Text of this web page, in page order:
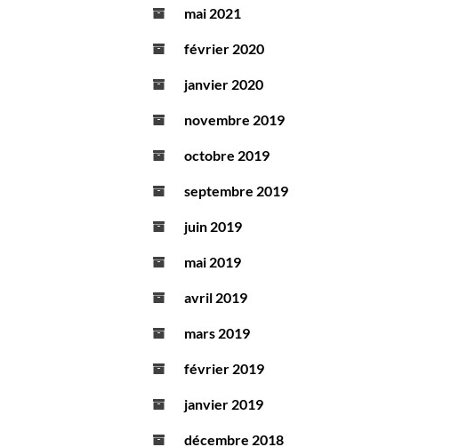
mai 2021
février 2020
janvier 2020
novembre 2019
octobre 2019
septembre 2019
juin 2019
mai 2019
avril 2019
mars 2019
février 2019
janvier 2019
décembre 2018